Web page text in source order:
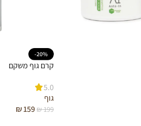
-20%
קרם גוף משקם
5.0
גוף
₪199
₪159